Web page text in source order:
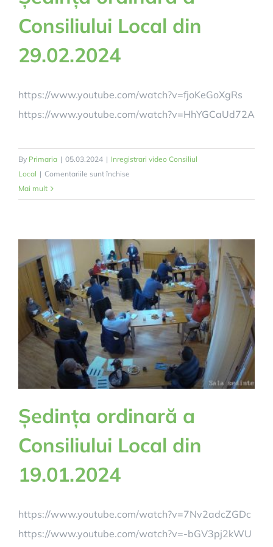
Consiliului Local din
29.02.2024
https://www.youtube.com/watch?v=fjoKeGoXgRs
https://www.youtube.com/watch?v=HhYGCaUd72A
By Primaria | 05.03.2024 | Inregistrari video Consiliul
Local | Comentariile sunt închise
ordinară
Local
din
29.02.2024
Mai mult
Ședința ordinară a
Consiliului Local din
19.01.2024
https://www.youtube.com/watch?v=7Nv2adcZGDc
https://www.youtube.com/watch?v=-bGV3pj2kWU